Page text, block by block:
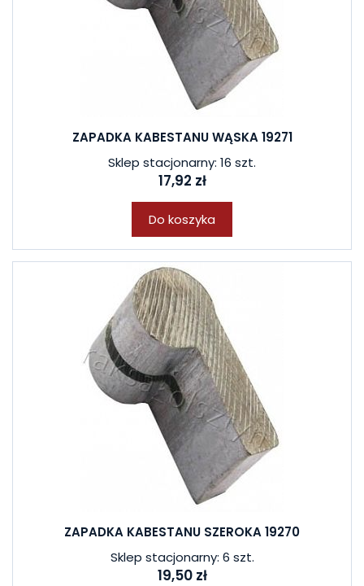
ZAPADKA KABESTANU WĄSKA 19271
Sklep stacjonarny: 16 szt.
17,92 zł
Do koszyka
ZAPADKA KABESTANU SZEROKA 19270
Sklep stacjonarny: 6 szt.
19,50 zł